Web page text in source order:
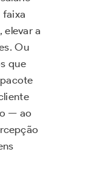
faixa
elevar a
Ou
que
— ao